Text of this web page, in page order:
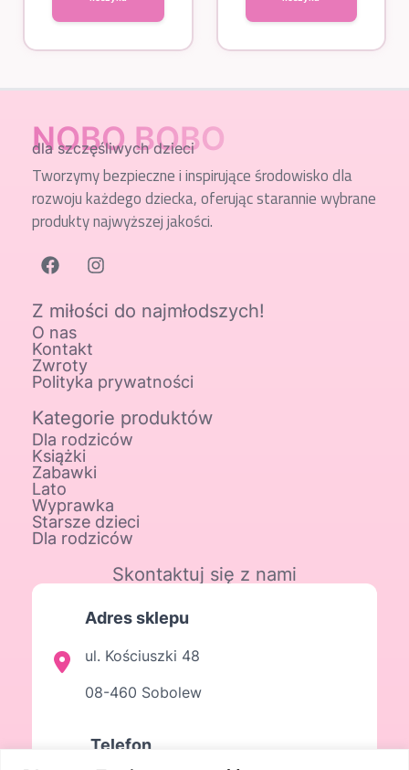
NOBO BOBO
dla szczęśliwych dzieci
Tworzymy bezpieczne i inspirujące środowisko dla
rozwoju każdego dziecka, oferując starannie wybrane
produkty najwyższej jakości.
Z miłości do najmłodszych!
O nas
Kontakt
Zwroty
Polityka prywatności
Kategorie produktów
Dla rodziców
Książki
Zabawki
Lato
Wyprawka
Starsze dzieci
Dla rodziców
Skontaktuj się z nami
Adres sklepu
ul. Kościuszki 48
08-460 Sobolew
Telefon